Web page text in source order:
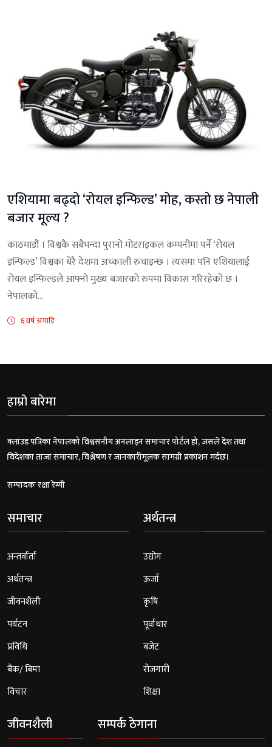
एशियामा बढ्दो ‘रोयल इन्फिल्ड’ मोह, कस्तो छ नेपाली
बजार मूल्य ?
काठमाडौं । विश्वकै सबैभन्दा पुरानो मोटराइकल कम्पनीमा पर्ने ‘रोयल
इन्फिल्ड’ विश्वका धेरै देशमा अच्काली रुचाइन्छ । त्यसमा पनि एशियालाई
रोयल इन्फिल्डले आफ्नो मुख्य बजारको रुपमा विकास गरिरहेको छ ।
नेपालको...
६ वर्ष अगाडि
हाम्रो बारेमा
क्लाउड पत्रिका नेपालको विश्वसनीय अनलाइन समाचार पोर्टल हो, जसले देश तथा
विदेशका ताजा समाचार, विश्लेषण र जानकारीमूलक सामग्री प्रकाशन गर्दछ।
सम्पादकः रक्षा रेग्मी
समाचार
अन्तर्वार्ता
अर्थतन्त्र
जीवनशैली
पर्यटन
प्रविधि
बैंक/ बिमा
विचार
अर्थतन्त्र
उद्योग
ऊर्जा
कृषि
पूर्वाधार
बजेट
रोजगारी
शिक्षा
जीवनशैली सम्पर्क ठेगाना